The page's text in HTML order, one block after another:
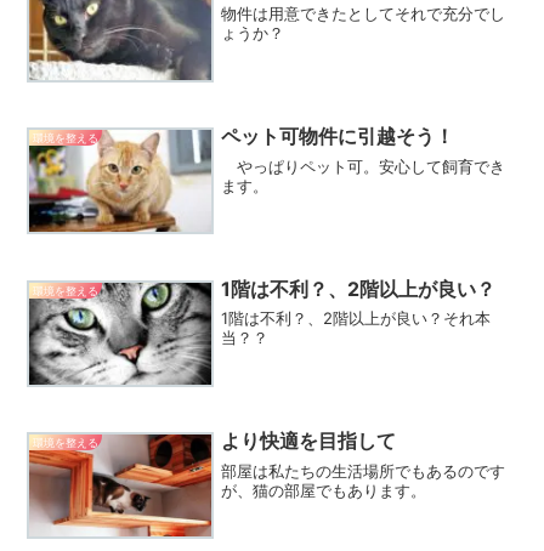
物件は用意できたとしてそれで充分でし
ょうか？
環境を整える ペット可物件に引越そう！
やっぱりペット可。安心して飼育でき
ます。
環境を整える 1階は不利？、2階以上が良い？
1階は不利？、2階以上が良い？それ本
当？？
環境を整える より快適を目指して
部屋は私たちの生活場所でもあるのです
が、猫の部屋でもあります。